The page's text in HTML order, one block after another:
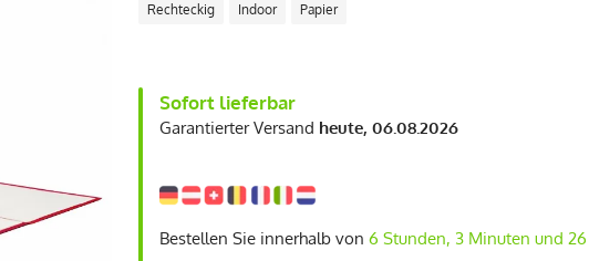
Rechteckig Indoor Papier
Sofort lieferbar
Garantierter Versand heute, 06.08.2026
Bestellen Sie innerhalb von 6 Stunden, 3 Minuten und